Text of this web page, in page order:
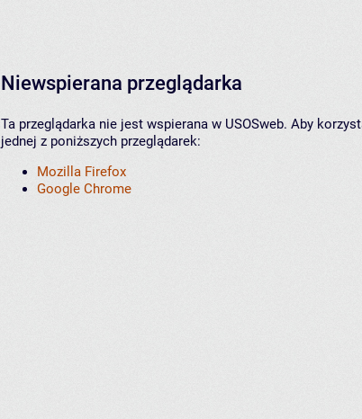
Niewspierana przeglądarka
Ta przeglądarka nie jest wspierana w USOSweb. Aby
jednej z poniższych przeglądarek:
Mozilla Firefox
Google Chrome